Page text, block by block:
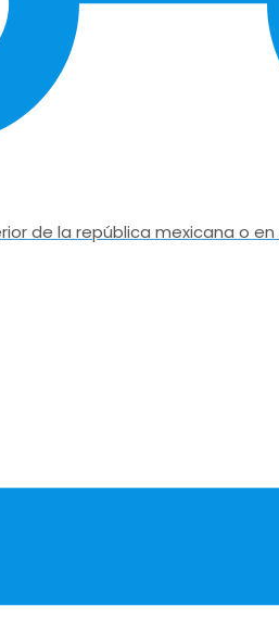
de la república mexicana o